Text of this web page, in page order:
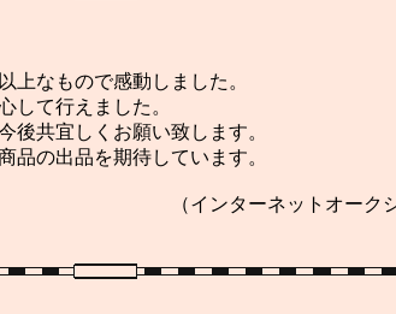
なもので感動しました。
して行えました。
後共宜しくお願い致します。
品の出品を期待しています。
トオークションにて